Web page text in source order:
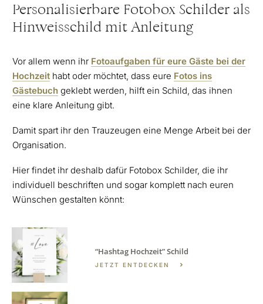
Personalisierbare Fotobox Schilder als
Hinweisschild mit Anleitung
Vor allem wenn ihr Fotoaufgaben für eure Gäste bei der
Hochzeit habt oder möchtet, dass eure Fotos ins
Gästebuch geklebt werden, hilft ein Schild, das ihnen
eine klare Anleitung gibt.
Damit spart ihr den Trauzeugen eine Menge Arbeit bei der
Organisation.
Hier findet ihr deshalb dafür Fotobox Schilder, die ihr
individuell beschriften und sogar komplett nach euren
Wünschen gestalten könnt:
“Hashtag Hochzeit” Schild
JETZT ENTDECKEN